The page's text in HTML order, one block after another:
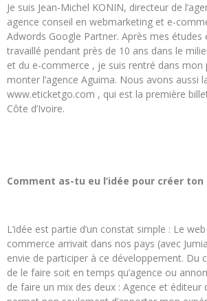
Je suis Jean-Michel KONIN, directeur de
agence conseil en webmarketing et e-
Adwords Google Partner. Après mes études
travaillé pendant près de 10 ans dans le
et du e-commerce , je suis rentré dans mon
monter l’agence Aguima. Nous avons aussi
www.eticketgo.com , qui est la première
Côte d’Ivoire.
Comment as-tu eu l’idée pour créer
L’idée est partie d’un constat simple : Le
commerce arrivait dans nos pays (avec
envie de participer à ce développement. Du
de le faire soit en temps qu’agence ou
de faire un mix des deux : Agence et éditeur